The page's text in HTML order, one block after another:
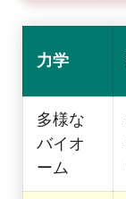
力学
多様な
バイオ
ーム